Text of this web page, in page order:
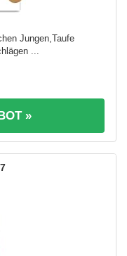
Jungen,Taufe
...
»
7